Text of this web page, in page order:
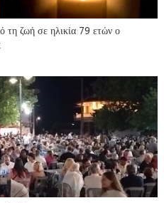
ζωή σε ηλικία 79 ετών ο